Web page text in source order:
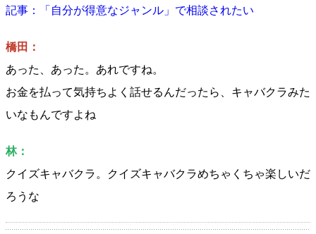
記事：「自分が得意なジャンル」で相談されたい
橋田：
あった、あった。あれですね。
お金を払って気持ちよく話せるんだったら、キャバクラみた
いなもんですよね
林：
クイズキャバクラ。クイズキャバクラめちゃくちゃ楽しいだ
ろうな